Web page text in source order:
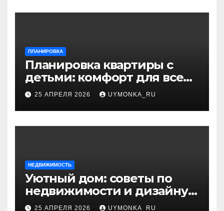
ПЛАНИРОВКА
Планировка квартиры с
детьми: комфорт для всей
семьи и разумный дизайн
25 АПРЕЛЯ 2026 UYMONKA_RU
НЕДВИЖИМОСТЬ
Уютный дом: советы по
недвижимости и дизайну
интерьера
25 АПРЕЛЯ 2026 UYMONKA_RU